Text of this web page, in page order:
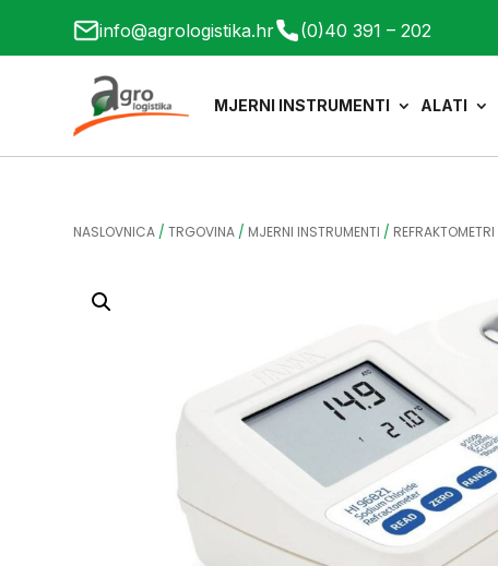
info@agrologistika.hr (0)40 391 – 202
MJERNI INSTRUMENTI ALATI
NASLOVNICA /TRGOVINA / MJERNI INSTRUMENTI / REFRAKTOMETRI